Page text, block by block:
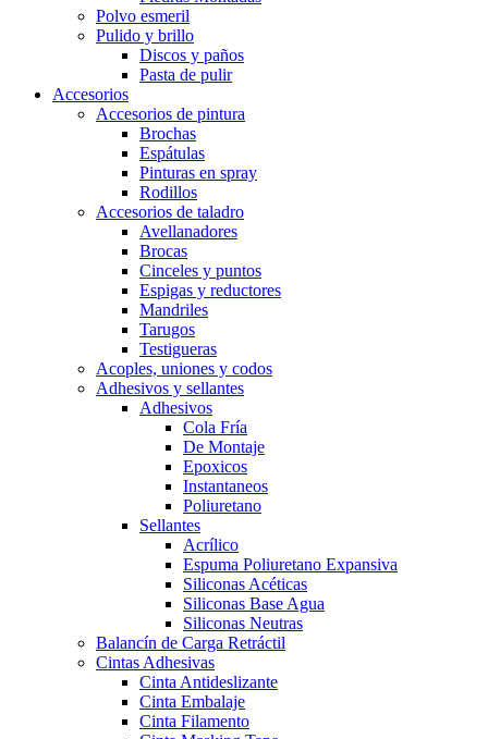
Polvo esmeril
Pulido y brillo
Discos y paños
Pasta de pulir
Accesorios
Accesorios de pintura
Brochas
Espátulas
Pinturas en spray
Rodillos
Accesorios de taladro
Avellanadores
Brocas
Cinceles y puntos
Espigas y reductores
Mandriles
Tarugos
Testigueras
Acoples, uniones y codos
Adhesivos y sellantes
Adhesivos
Cola Fría
De Montaje
Epoxicos
Instantaneos
Poliuretano
Sellantes
Acrílico
Espuma Poliuretano Expansiva
Siliconas Acéticas
Siliconas Base Agua
Siliconas Neutras
Balancín de Carga Retráctil
Cintas Adhesivas
Cinta Antideslizante
Cinta Embalaje
Cinta Filamento